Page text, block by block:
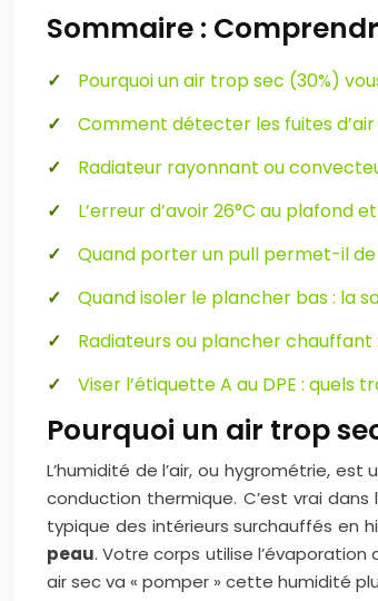
Sommaire :
Pourquoi un air trop sec (30%)
Comment détecter les fuites
Radiateur rayonnant ou
L’erreur d’avoir 26°C au plafond
Quand porter un pull permet-il
Quand isoler le plancher bas : la
Radiateurs ou plancher
Viser l’étiquette A au DPE : quels
Pourquoi un air trop
L’humidité de l’air, ou hygrométrie,
conduction thermique. C’est vrai
typique des intérieurs surchauffés en
peau. Votre corps utilise
air sec va « pomper » cette humidité